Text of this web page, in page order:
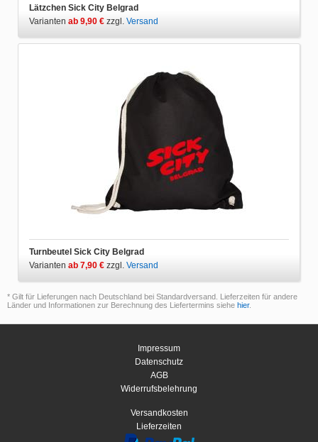
Lätzchen Sick City Belgrad
Varianten ab 9,90 € zzgl. Versand
Turnbeutel Sick City Belgrad
Varianten ab 7,90 € zzgl. Versand
* Gilt für Lieferungen nach Deutschland bei Standardversand. Lieferzeiten für andere
Länder und Informationen zur Berechnung des Liefertermins siehe hier.
Impressum
Datenschutz
AGB
Widerrufsbelehrung
Versandkosten
Lieferzeiten